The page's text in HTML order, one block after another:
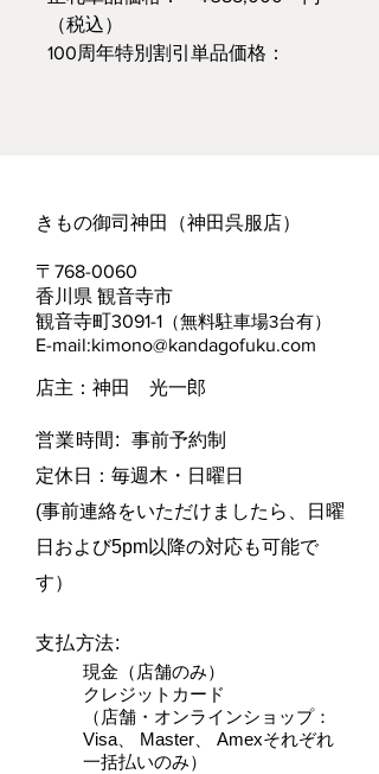
（税込）
100周年特別割引単品価格：
きもの御司神田（神田呉服店）​
​〒768-0060
香川県 観音寺市
観音寺町3091-1 （無料駐車場3台有）
E-mail:kimono@kandagofuku.com
​店主：神田 光一郎
営業時間:
事前予約制
定休日：毎週木・日曜日​
(事前連絡をいただけましたら、日曜
日および5pm以降の対応も可能で
す）
支払方法:
現金（店舗のみ）
クレジットカード
（店舗・オンラインショップ：
Visa、 Master、 Amexそれぞれ
一括払いのみ）